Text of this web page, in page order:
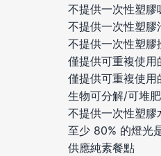
不提供一次性塑膠
不提供一次性塑膠
不提供一次性塑膠
僅提供可重複使用
僅提供可重複使用
生物可分解/可堆
不提供一次性塑膠
至少 80% 的燈光
供應純素餐點